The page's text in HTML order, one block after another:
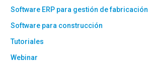
Software ERP para gestión de fabricación
Software para construcción
Tutoriales
Webinar